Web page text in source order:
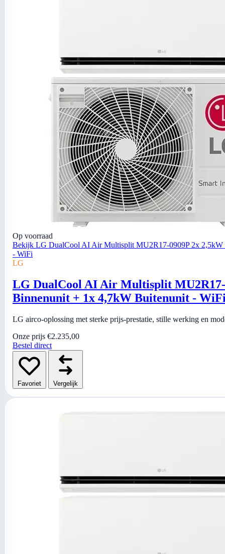
Op voorraad
Bekijk LG DualCool AI Air Multisplit MU2R17-0909P 2x
- WiFi
LG
LG DualCool AI Air Multisplit MU2R17-
Binnenunit + 1x 4,7kW Buitenunit -
LG airco-oplossing met sterke prijs-prestatie, stille werking en
Onze prijs €2.235,00
Bestel direct
Favoriet Vergelijk